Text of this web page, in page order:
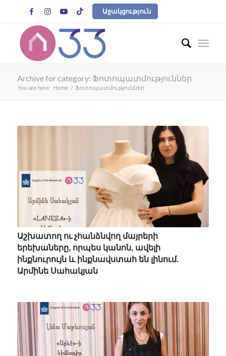
    Աջակցություն
Archive for category: Ֆոտոպատմություններ
You are here: Home / Ֆոտոպատմություններ
Աշխատող ու չհանձնվող մայրերի
երեխաները, որպես կանոն, ավելի
ինքնուրույն և ինքնավստահ են լինում.
Արմինե Սահակյան